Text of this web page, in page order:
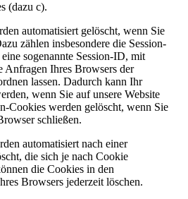
(dazu c).
automatisiert gelöscht, wenn Sie
zählen insbesondere die Session-
sogenannte Session-ID, mit
Anfragen Ihres Browsers der
lassen. Dadurch kann Ihr
wenn Sie auf unsere Website
Cookies werden gelöscht, wenn Sie
schließen.
automatisiert nach einer
die sich je nach Cookie
die Cookies in den
Browsers jederzeit löschen.